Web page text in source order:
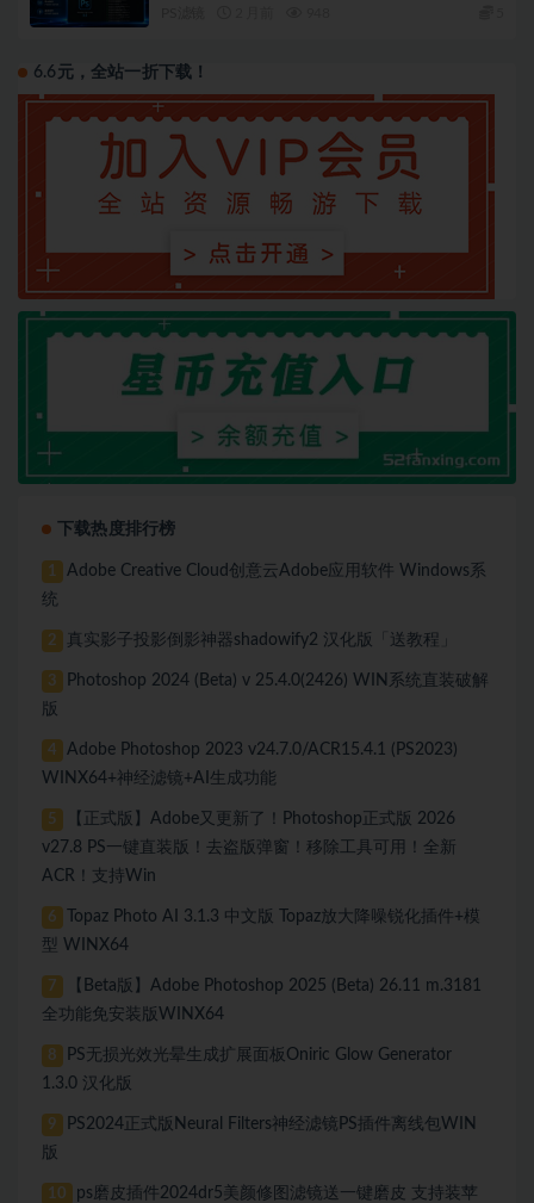
6.6元，全站一折下载！
下载热度排行榜
1
Adobe Creative Cloud创意云Adobe应用软件 Windows系
统
2 真实影子投影倒影神器shadowify2 汉化版「送教程」
3
Photoshop 2024 (Beta) v 25.4.0(2426) WIN系统直装破解
版
4
Adobe Photoshop 2023 v24.7.0/ACR15.4.1 (PS2023)
WINX64+神经滤镜+AI生成功能
5
【正式版】Adobe又更新了！Photoshop正式版 2026
v27.8 PS一键直装版！去盗版弹窗！移除工具可用！全新
ACR！支持Win
6
Topaz Photo AI 3.1.3 中文版 Topaz放大降噪锐化插件+模
型 WINX64
7
【Beta版】Adobe Photoshop 2025 (Beta) 26.11 m.3181
全功能免安装版WINX64
8
PS无损光效光晕生成扩展面板Oniric Glow Generator
1.3.0 汉化版
9
PS2024正式版Neural Filters神经滤镜PS插件离线包WIN
版
10
ps磨皮插件2024dr5美颜修图滤镜送一键磨皮 支持装苹